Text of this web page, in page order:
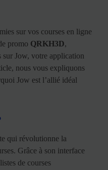
sur vos courses en ligne
promo QRKH3D,
Jow, votre application
nous vous expliquons
Jow est l’allié idéal
qui révolutionne la
Grâce à son interface
de courses